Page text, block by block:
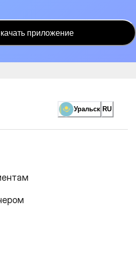
приложение
Уральск RU